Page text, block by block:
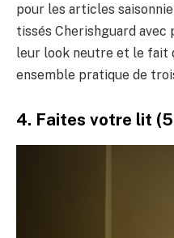
pour les articles
tissés Cherishguard avec
leur look neutre et le fait
ensemble pratique de
4. Faites votre lit